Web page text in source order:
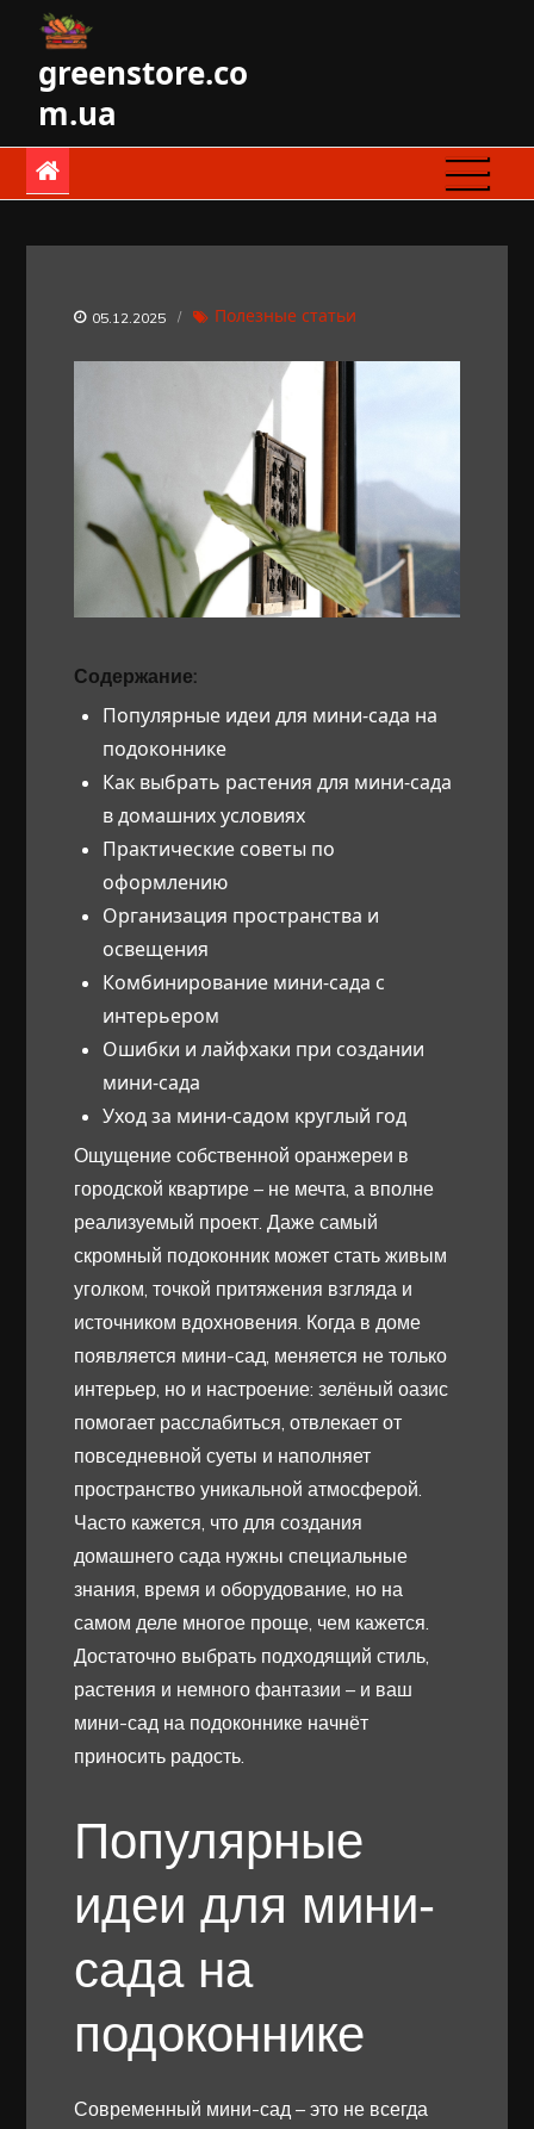
contentgreenstore.co
m.ua
05.12.2025 Полезные статьи
Содержание:
Популярные идеи для мини-сада на
подоконнике
Как выбрать растения для мини-сада
в домашних условиях
Практические советы по
оформлению
Организация пространства и
освещения
Комбинирование мини-сада с
интерьером
Ошибки и лайфхаки при создании
мини-сада
Уход за мини-садом круглый год
Ощущение собственной оранжереи в
городской квартире – не мечта, а вполне
реализуемый проект. Даже самый
скромный подоконник может стать живым
уголком, точкой притяжения взгляда и
источником вдохновения. Когда в доме
появляется мини-сад, меняется не только
интерьер, но и настроение: зелёный оазис
помогает расслабиться, отвлекает от
повседневной суеты и наполняет
пространство уникальной атмосферой.
Часто кажется, что для создания
домашнего сада нужны специальные
знания, время и оборудование, но на
самом деле многое проще, чем кажется.
Достаточно выбрать подходящий стиль,
растения и немного фантазии – и ваш
мини-сад на подоконнике начнёт
приносить радость.
Популярные
идеи для мини-
сада на
подоконнике
Современный мини-сад – это не всегда